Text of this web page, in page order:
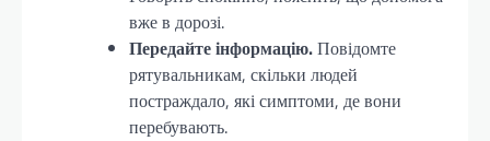
вже в дорозі.
Передайте інформацію.Повідомте
рятувальникам, скільки людей
постраждало, які симптоми, де вони
перебувають.